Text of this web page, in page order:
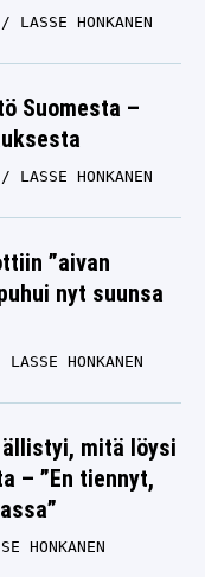
Tuukka
”Tosi surkea”
analyysi: Mika
LASSE HONKANEN
Suomesta –
LASSE HONKANEN
”aivan
nyt suunsa
LASSE HONKANEN
mitä löysi
– ”En tiennyt,
HONKANEN